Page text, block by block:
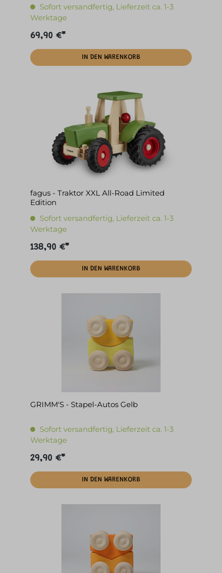
Sofort versandfertig, Lieferzeit ca. 1-3
Werktage
69,90 €*
IN DEN WARENKORB
fagus - Traktor XXL All-Road Limited
Edition
Sofort versandfertig, Lieferzeit ca. 1-3
Werktage
138,90 €*
IN DEN WARENKORB
GRIMM'S - Stapel-Autos Gelb
Sofort versandfertig, Lieferzeit ca. 1-3
Werktage
29,90 €*
IN DEN WARENKORB